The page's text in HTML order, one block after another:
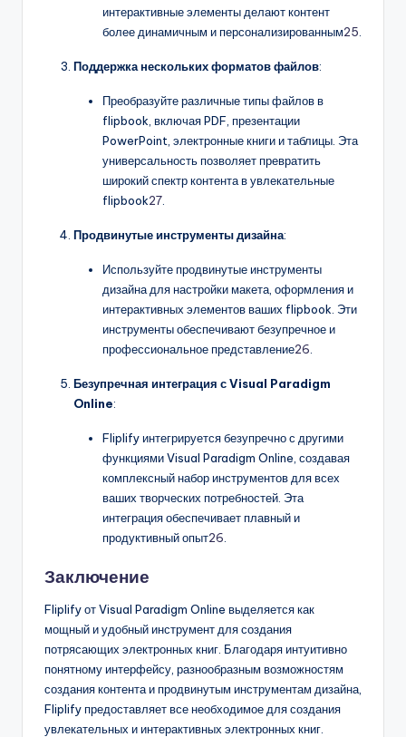
интерактивные элементы делают контент
более динамичным и персонализированным25
Поддержка нескольких форматов файлов:
Преобразуйте различные типы файлов в
flipbook, включая PDF, презентации
PowerPoint, электронные книги и таблицы. Эта
универсальность позволяет превратить
широкий спектр контента в увлекательные
flipbook27
Продвинутые инструменты дизайна:
Используйте продвинутые инструменты
дизайна для настройки макета, оформления и
интерактивных элементов ваших flipbook. Эти
инструменты обеспечивают безупречное и
профессиональное представление26
Безупречная интеграция с Visual Paradigm
Online:
Fliplify интегрируется безупречно с другими
функциями Visual Paradigm Online, создавая
комплексный набор инструментов для всех
ваших творческих потребностей. Эта
интеграция обеспечивает плавный и
продуктивный опыт26
Заключение
Fliplify от Visual Paradigm Online выделяется как
мощный и удобный инструмент для создания
потрясающих электронных книг. Благодаря интуитивно
понятному интерфейсу, разнообразным возможностям
создания контента и продвинутым инструментам дизайна,
Fliplify предоставляет все необходимое для создания
увлекательных и интерактивных электронных книг.